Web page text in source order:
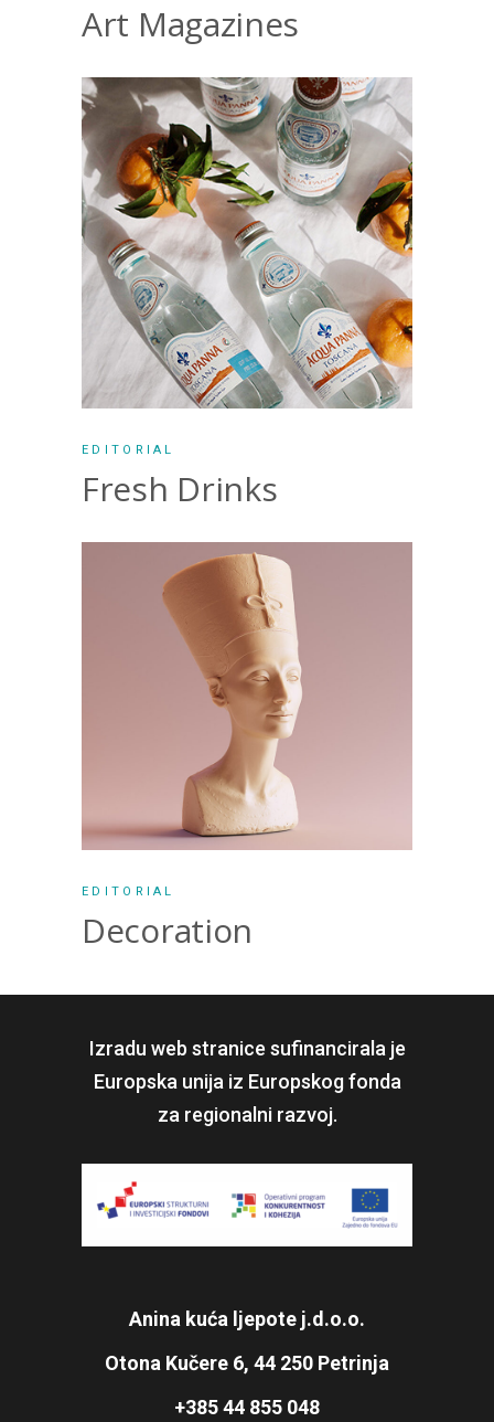
Art Magazines
EDITORIAL
Fresh Drinks
EDITORIAL
Decoration
Izradu web stranice sufinancirala je
Europska unija iz Europskog fonda
za regionalni razvoj.
Anina kuća ljepote j.d.o.o.
Otona Kučere 6, 44 250 Petrinja
+385 44 855 048